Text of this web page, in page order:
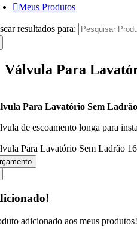
Meus Produtos
resultados para:
Válvula Para
Para Lavatório Sem
de escoamento longa para
Para Lavatório Sem Ladrão
adicionado aos meus produtos!